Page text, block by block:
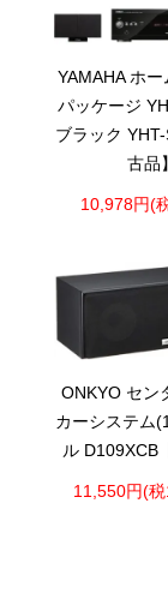
YAMAHA ホ
パッケージ
ブラック
古品】
10,978円(
ONKYO セン
カーシステム
ル D109XCB
11,550円(